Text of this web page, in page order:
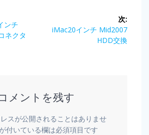
ンチ
ネクタ
次:
iMac20インチ Mid2007
HDD交換
メントを残す
スが公開されることはありませ
が付いている欄は必須項目です